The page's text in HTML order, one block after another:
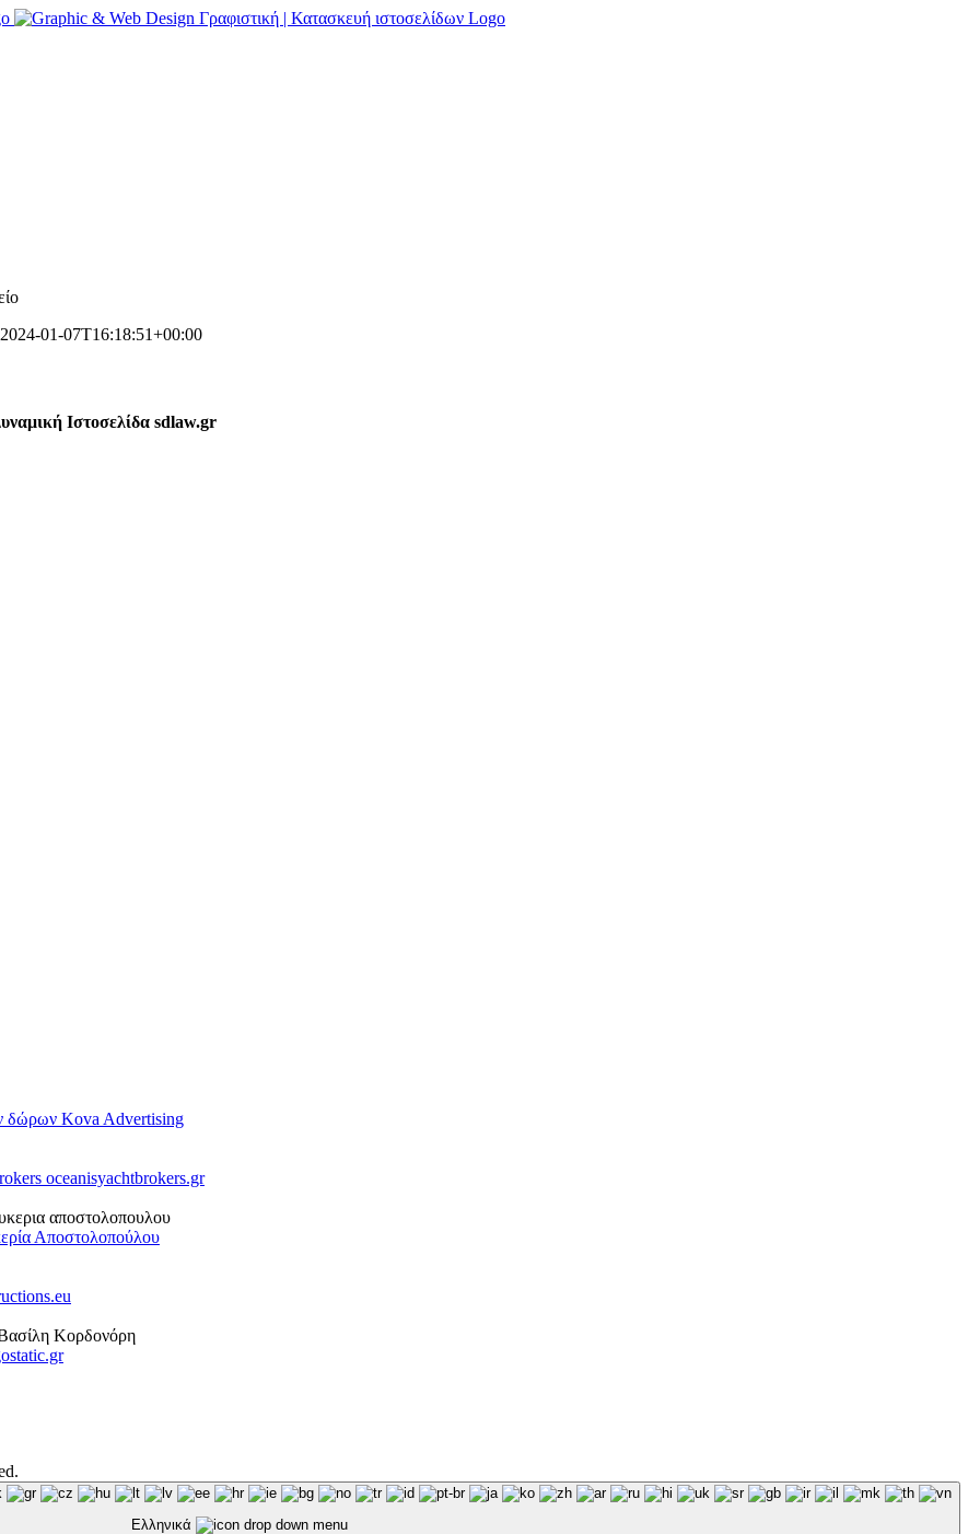
2024-01-07T16:18:51+00:00
Ιστοσελίδα sdlaw.gr
δώρων Kova Advertising
oceanisyachtbrokers.gr
Αποστολοπούλου
Ελληνικά